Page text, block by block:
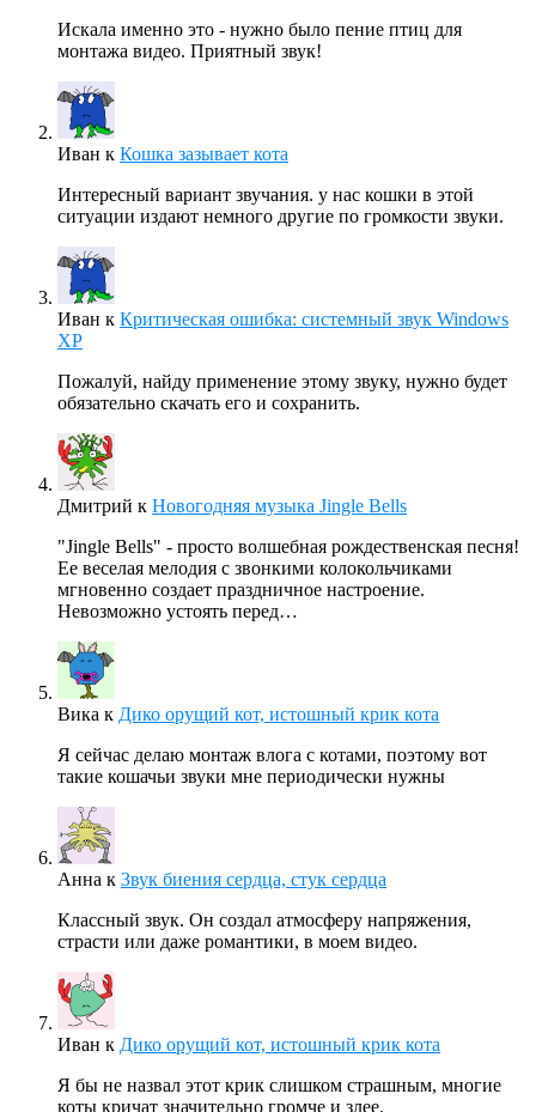
Искала именно это - нужно было пение птиц для
монтажа видео. Приятный звук!
Иван к Кошка зазывает кота
Интересный вариант звучания. у нас кошки в этой
ситуации издают немного другие по громкости звуки.
Иван к Критическая ошибка: системный звук Windows
XP
Пожалуй, найду применение этому звуку, нужно будет
обязательно скачать его и сохранить.
Дмитрий к Новогодняя музыка Jingle Bells
"Jingle Bells" - просто волшебная рождественская песня!
Ее веселая мелодия с звонкими колокольчиками
мгновенно создает праздничное настроение.
Невозможно устоять перед…
Вика к Дико орущий кот, истошный крик кота
Я сейчас делаю монтаж влога с котами, поэтому вот
такие кошачьи звуки мне периодически нужны
Анна к Звук биения сердца, стук сердца
Классный звук. Он создал атмосферу напряжения,
страсти или даже романтики, в моем видео.
Иван к Дико орущий кот, истошный крик кота
Я бы не назвал этот крик слишком страшным, многие
коты кричат значительно громче и злее.